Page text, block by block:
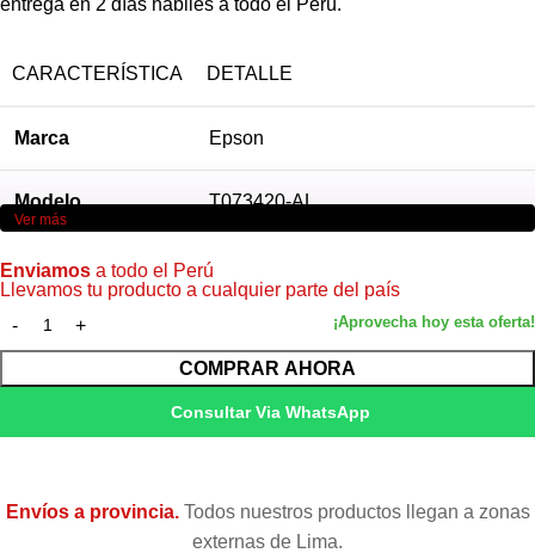
entrega en 2 días hábiles a todo el Perú.
CARACTERÍSTICA DETALLE
Marca Epson
Modelo T073420-AL
Color Yellow / Amarillo
Volumen 5 ml — 350 páginas
Tecnología Pigmento, ideal para textos nítidos.
CX8300, CX9300F, TX200, TX210,
TX220, TX300F, TX400, TX410.
Ver más
Enviamos a todo el Perú
Llevamos tu producto a cualquier parte del país
COMPRAR AHORA
Consultar Via WhatsApp
Envíos a provincia.Todos nuestros productos llegan a zonas
externas de Lima.